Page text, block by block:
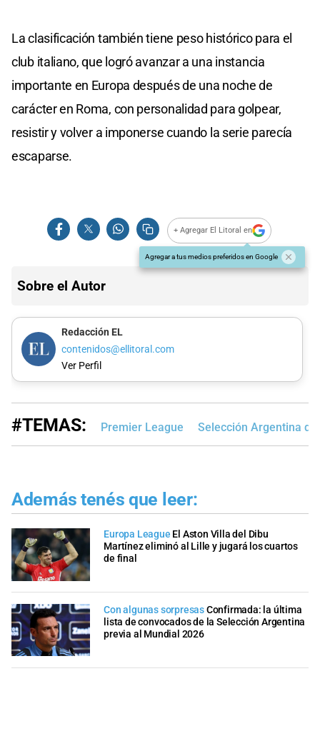
La clasificación también tiene peso histórico para el
club italiano, que logró avanzar a una instancia
importante en Europa después de una noche de
carácter en Roma, con personalidad para golpear,
resistir y volver a imponerse cuando la serie parecía
escaparse.
+ Agregar El Litoral en
Agregar a tus medios preferidos en Google
Sobre el Autor
Redacción EL
contenidos@ellitoral.com
Ver Perfil
#TEMAS: Premier League Selección Argentina de
Además tenés que leer:
Europa League El Aston Villa del Dibu
Martínez eliminó al Lille y jugará los cuartos
de final
Con algunas sorpresasConfirmada: la última
lista de convocados de la Selección Argentina
previa al Mundial 2026